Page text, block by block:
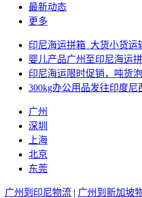
最新动态
更多
印尼海运拼箱_大货小货运
婴儿产品广州至印尼海运拼
印尼海运限时促销，吨货
300kg办公用品发往印度尼
广州
深圳
上海
北京
东莞
广州到印尼物流 | 广州到新加坡